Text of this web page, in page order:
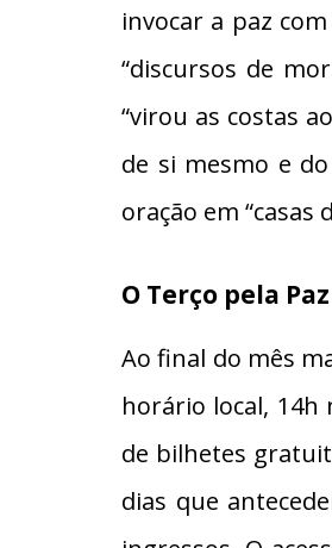
invocar a paz
“discursos de
“virou as costas
de si mesmo e
oração em “casas
O Terço pela
Ao final do mês
horário local, 14h
de bilhetes
dias que